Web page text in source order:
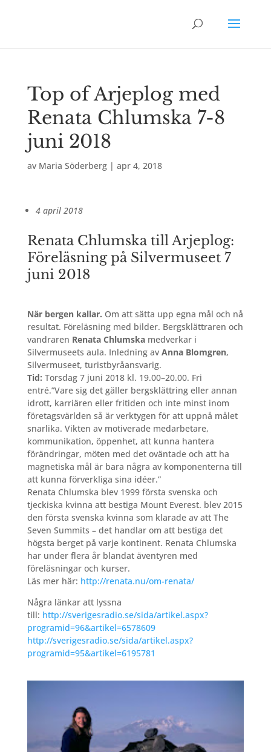
Top of Arjeplog med
Renata Chlumska 7-8
juni 2018
av Maria Söderberg| apr 4, 2018
4 april 2018
Renata Chlumska till Arjeplog:
Föreläsning på Silvermuseet 7
juni 2018
När bergen kallar. Om att sätta upp egna mål och nå
resultat. Föreläsning med bilder. Bergsklättraren och
vandraren Renata Chlumskamedverkar i
Silvermuseets aula. Inledning av Anna Blomgren,
Silvermuseet, turistbyråansvarig.
Tid: Torsdag 7 juni 2018 kl. 19.00–20.00. Fri
entré.”Vare sig det gäller bergsklättring eller annan
idrott, karriären eller fritiden och inte minst inom
företagsvärlden så är verktygen för att uppnå målet
snarlika. Vikten av motiverade medarbetare,
kommunikation, öppenhet, att kunna hantera
förändringar, möten med det oväntade och att ha
magnetiska mål är bara några av komponenterna till
att kunna förverkliga sina idéer.”
Renata Chlumska blev 1999 första svenska och
tjeckiska kvinna att bestiga Mount Everest. blev 2015
den första svenska kvinna som klarade av att The
Seven Summits – det handlar om att bestiga det
högsta berget på varje kontinent. Renata Chlumska
har under flera år blandat äventyren med
föreläsningar och kurser.
Läs mer här: http://renata.nu/om-renata/
Några länkar att lyssna
till: http://sverigesradio.se/sida/artikel.aspx?
programid=96&artikel=6578609
http://sverigesradio.se/sida/artikel.aspx?
programid=95&artikel=6195781